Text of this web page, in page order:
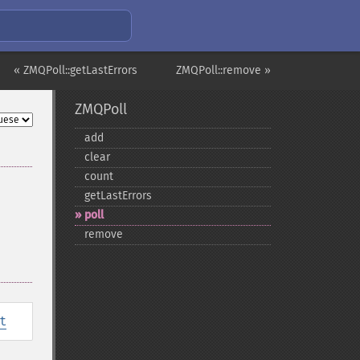
ZMQPoll::remove »
« ZMQPoll::getLastErrors
ZMQPoll
add
clear
count
getLastErrors
poll
remove